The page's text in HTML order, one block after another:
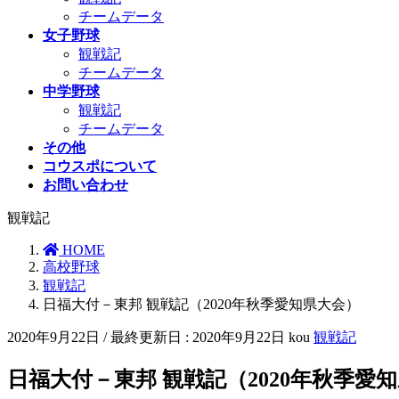
チームデータ
女子野球
観戦記
チームデータ
中学野球
観戦記
チームデータ
その他
コウスポについて
お問い合わせ
観戦記
HOME
高校野球
観戦記
日福大付－東邦 観戦記（2020年秋季愛知県大会）
2020年9月22日 / 最終更新日 : 2020年9月22日 kou 観戦記
日福大付－東邦 観戦記（2020年秋季愛知